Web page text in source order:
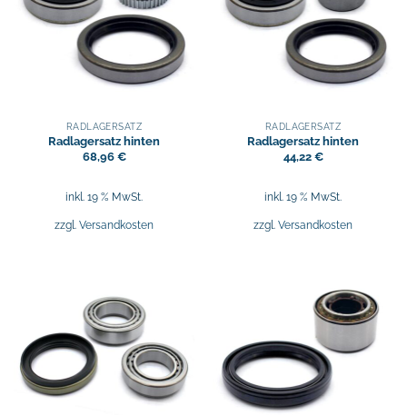
RADLAGERSATZ
Radlagersatz hinten
68,96 €
inkl. 19 % MwSt.
zzgl. Versandkosten
RADLAGERSATZ
Radlagersatz hinten
44,22 €
inkl. 19 % MwSt.
zzgl. Versandkosten